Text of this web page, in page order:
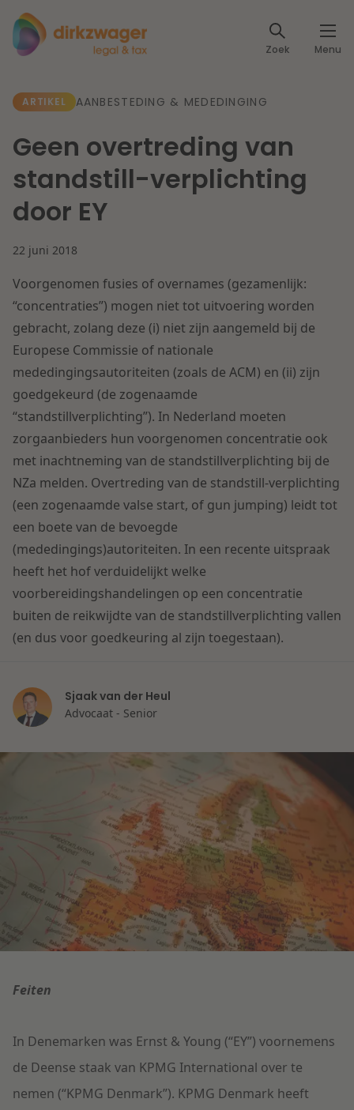
Zoek Menu
Expertises
Fiscaal
Arbeid & Pensioen
IE & Innovatie
Herstructurering & Insolventie
Energie
Zorg & Sociaal domein
Vastgoed
Overheid & Omgeving
Aanbesteding & Mededinging
Aansprakelijkheid & Verzekering
Dichtbij een toekomstbestendige zorg
Lees meer
Dichtbij de kansen en uitdagingen in de
woningbouw
Lees meer
Lees meer
Artikelen
Klantcases
Events
Specialisten
Over ons
Over Dirkzwager
Internationale partners
Nieuws
Werken bij
Contact
Nederlands
ARTIKEL AANBESTEDING & MEDEDINGING
Geen overtreding van
standstill-verplichting
door EY
22 juni 2018
Voorgenomen fusies of overnames (gezamenlijk:
“concentraties”) mogen niet tot uitvoering worden
gebracht, zolang deze (i) niet zijn aangemeld bij de
Europese Commissie of nationale
mededingingsautoriteiten (zoals de ACM) en (ii) zijn
goedgekeurd (de zogenaamde
“standstillverplichting”). In Nederland moeten
zorgaanbieders hun voorgenomen concentratie ook
met inachtneming van de standstillverplichting bij de
NZa melden. Overtreding van de standstill-verplichting
(een zogenaamde valse start, of gun jumping) leidt tot
een boete van de bevoegde
(mededingings)autoriteiten. In een recente uitspraak
heeft het hof verduidelijkt welke
voorbereidingshandelingen op een concentratie
buiten de reikwijdte van de standstillverplichting vallen
(en dus voor goedkeuring al zijn toegestaan).
Sjaak van der Heul
Advocaat - Senior
Feiten
In Denemarken was Ernst & Young (“EY”) voornemens
de Deense staak van KPMG International over te
nemen (“KPMG Denmark”). KPMG Denmark heeft